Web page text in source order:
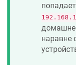
наравне